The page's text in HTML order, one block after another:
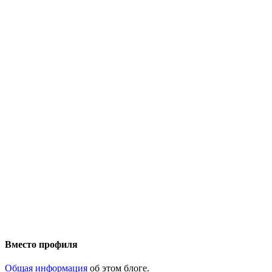
Вместо профиля
Общая информация об этом блоге.